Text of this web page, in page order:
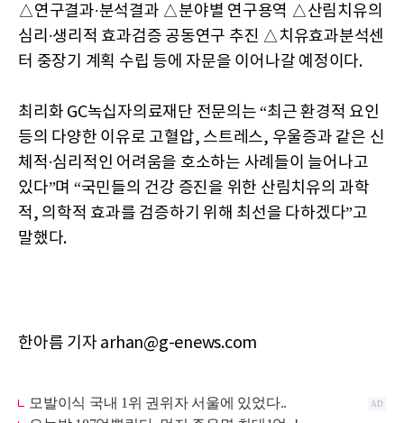
△연구결과∙분석결과 △분야별 연구용역 △산림치유의
심리∙생리적 효과검증 공동연구 추진 △치유효과분석센
터 중장기 계획 수립 등에 자문을 이어나갈 예정이다.
최리화 GC녹십자의료재단 전문의는 “최근 환경적 요인
등의 다양한 이유로 고혈압, 스트레스, 우울증과 같은 신
체적∙심리적인 어려움을 호소하는 사례들이 늘어나고
있다”며 “국민들의 건강 증진을 위한 산림치유의 과학
적, 의학적 효과를 검증하기 위해 최선을 다하겠다”고
말했다.
한아름 기자 arhan@g-enews.com